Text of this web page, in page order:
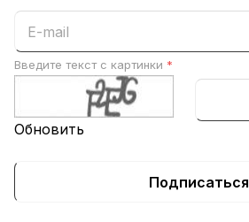
Введите текст с картинки *
Обновить
Подписаться